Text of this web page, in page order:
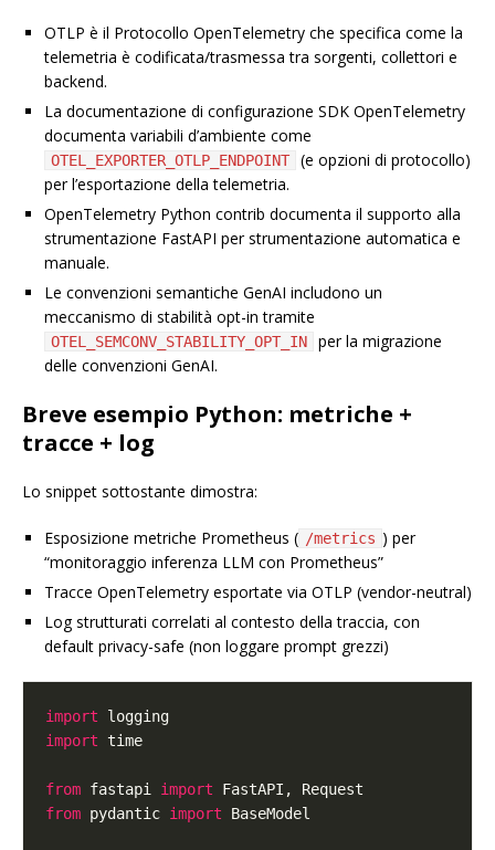
OTLP è il Protocollo OpenTelemetry che specifica come la
telemetria è codificata/trasmessa tra sorgenti, collettori e
backend.
La documentazione di configurazione SDK OpenTelemetry
documenta variabili d’ambiente come
OTEL_EXPORTER_OTLP_ENDPOINT
(e opzioni di protocollo)
per l’esportazione della telemetria.
OpenTelemetry Python contrib documenta il supporto alla
strumentazione FastAPI per strumentazione automatica e
manuale.
Le convenzioni semantiche GenAI includono un
meccanismo di stabilità opt-in tramite
OTEL_SEMCONV_STABILITY_OPT_IN
per la migrazione
delle convenzioni GenAI.
Breve esempio Python: metriche +
tracce + log
Lo snippet sottostante dimostra:
Esposizione metriche Prometheus ( /metrics ) per
“monitoraggio inferenza LLM con Prometheus”
Tracce OpenTelemetry esportate via OTLP (vendor-neutral)
Log strutturati correlati al contesto della traccia, con
default privacy-safe (non loggare prompt grezzi)
import
import
from fastapi import
from pydantic import